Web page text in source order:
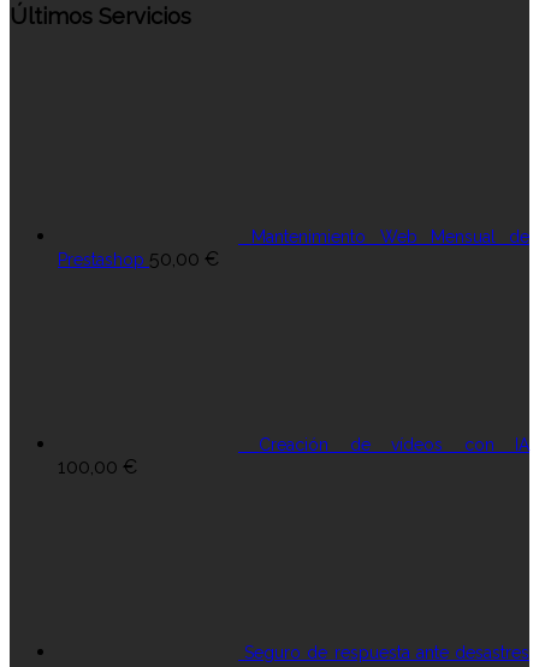
Últimos Servicios
Mantenimiento Web Mensual de
Prestashop 50,00 €
Creación de vídeos con IA
100,00 €
Seguro de respuesta ante desastres